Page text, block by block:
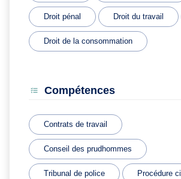
Droit pénal Droit du travail
Droit de la consommation
Compétences
Contrats de travail
Conseil des prudhommes
Tribunal de police Procédure